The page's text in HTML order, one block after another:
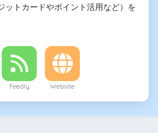
ットカードやポイント活用など）を
Feedly Website